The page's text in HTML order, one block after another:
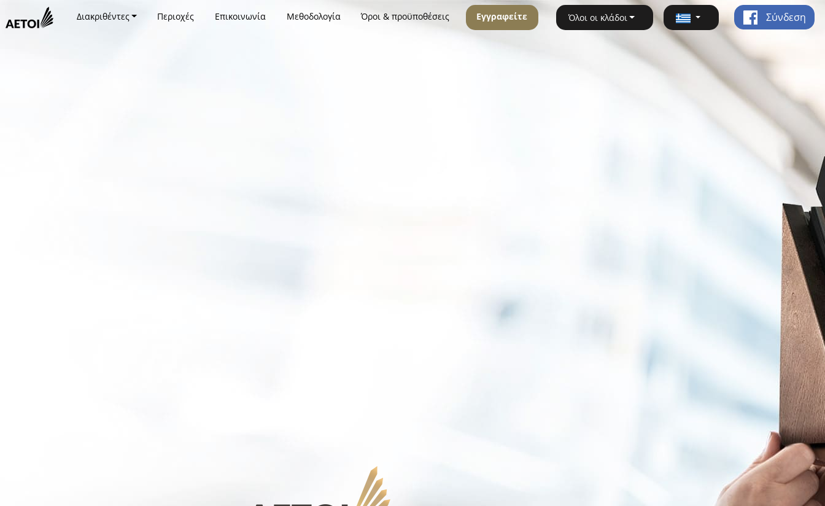
Διακριθέντες Περιοχές Επικοινωνία Μεθοδολογία Όροι & προϋποθέσεις Εγγραφείτε Όλοι οι κλάδοι Σύνδεση